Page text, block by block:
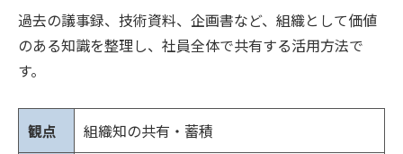
過去の議事録、技術資料、企画書など、組織として価値
のある知識を整理し、社員全体で共有する活用方法で
す。
観点 組織知の共有・蓄積